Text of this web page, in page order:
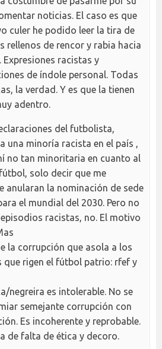
noticias. El caso es que
culer he podido leer la tira de
rellenos de rencor y rabia hacia
Expresiones racistas y
de índole personal. Todas
la verdad. Y es que la tienen
adentro.
del futbolista,
una minoría racista en el país ,
no tan minoritaria en cuanto al
solo decir que me
anularan la nominación de sede
el mundial del 2030. Pero no
racistas, no. El motivo
la corrupción que asola a los
que rigen el fútbol patrio: rfef y
negreira es intolerable. No se
semejante corrupción con
Es incoherente y reprobable.
de falta de ética y decoro.